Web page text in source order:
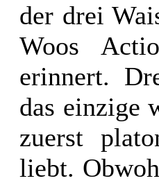
der drei
Woos
erinnert.
das einzige
zuerst
liebt.